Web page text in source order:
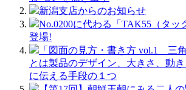
新潟支店からのお知らせ
No.0200に代わる「TAK55（タッ
登場!
「図面の見方・書き方 vol.1 三
とは製品のデザイン、大きさ、動
に伝える手段の１つ